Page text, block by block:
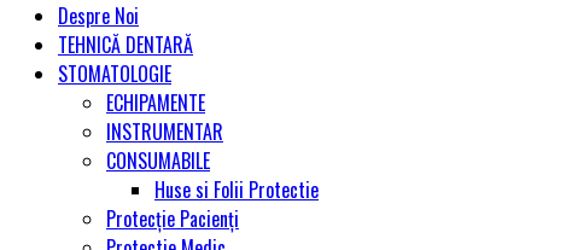
Despre Noi
TEHNICĂ DENTARĂ
STOMATOLOGIE
ECHIPAMENTE
INSTRUMENTAR
CONSUMABILE
Huse si Folii Protectie
Protecție Pacienți